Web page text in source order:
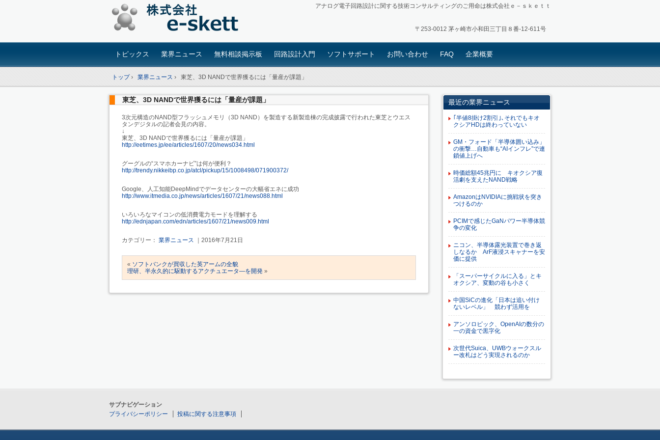
アナログ電子回路設計に関する技術コンサルティングのご用命は株式会社ｅ－ｓｋｅｔｔ
〒253-0012 茅ヶ崎市小和田三丁目８番-12-611号
トピックス 業界ニュース 無料相談掲示板 回路設計入門 ソフトサポート お問い合わせ FAQ 企業概要
トップ› 業界ニュース› 東芝、3D NANDで世界獲るには「量産が課題」
東芝、3D NANDで世界獲るには「量産が課題」
3次元構造のNAND型フラッシュメモリ（3D NAND）を製造する新製造棟の完成披露で行われた東芝とウエス
タンデジタルの記者会見の内容。
↓
東芝、3D NANDで世界獲るには「量産が課題」
http://eetimes.jp/ee/articles/1607/20/news034.html
グーグルの“スマホカーナビ”は何が便利？
http://trendy.nikkeibp.co.jp/atcl/pickup/15/1008498/071900372/
Google、人工知能DeepMindでデータセンターの大幅省エネに成功
http://www.itmedia.co.jp/news/articles/1607/21/news088.html
いろいろなマイコンの低消費電力モードを理解する
http://ednjapan.com/edn/articles/1607/21/news009.html
カテゴリー： 業界ニュース ｜2016年7月21日
« ソフトバンクが買収した英アームの全貌
理研、半永久的に駆動するアクチュエータ―を開発 »
最近の業界ニュース
｢半値8掛け2割引｣､それでもキオ
クシアHDは終わっていない
GM・フォード「半導体囲い込み」
の衝撃…自動車も“AIインフレ”で連
鎖値上げへ
時価総額45兆円に キオクシア復
活劇を支えたNAND戦略
AmazonはNVIDIAに挑戦状を突き
つけるのか
PCIMで感じたGaNパワー半導体競
争の変化
ニコン、半導体露光装置で巻き返
しなるか ArF液浸スキャナーを安
価に提供
「スーパーサイクルに入る」とキ
オクシア、変動の谷も小さく
中国SiCの進化「日本は追い付け
ないレベル」 競わず活用を
アンソロピック、OpenAIの数分の
一の資金で黒字化
次世代Suica、UWBウォークスル
ー改札はどう実現されるのか
サブナビゲーション
プライバシーポリシー
投稿に関する注意事項